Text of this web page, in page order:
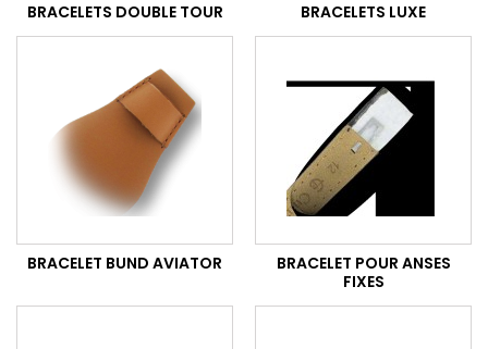
BRACELETS DOUBLE TOUR BRACELETS LUXE
BRACELET BUND AVIATOR
BRACELET POUR ANSES
FIXES